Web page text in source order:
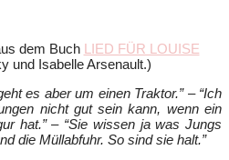
dem Buch LIED FÜR LOUISE
und Isabelle Arsenault.)
es aber um einen Traktor.” – “Ich
nicht gut sein kann, wenn ein
hat.” – “Sie wissen ja was Jungs
die Müllabfuhr. So sind sie halt.”